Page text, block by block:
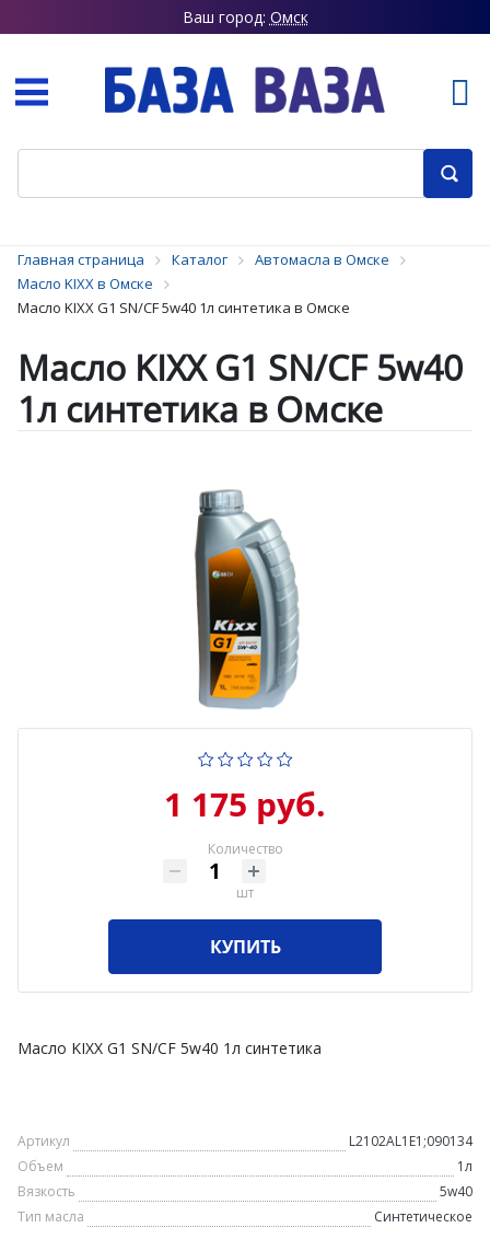
Ваш город: Омск
Главная страница Каталог
Автомасла в Омске
Масло KIXX в Омске
Масло KIXX G1 SN/CF 5w40 1л синтетика в Омске
Масло KIXX G1 SN/CF 5w40
1л синтетика в Омске
1 175 руб.
Количество
шт
КУПИТЬ
Масло KIXX G1 SN/CF 5w40 1л синтетика
Артикул
L2102AL1E1;090134
Объем
1л
Вязкость
5w40
Тип масла
Синтетическое